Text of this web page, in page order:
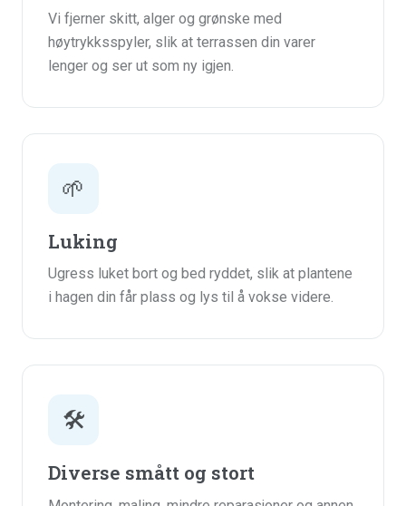
Vi fjerner skitt, alger og grønske med
høytrykksspyler, slik at terrassen din varer
lenger og ser ut som ny igjen.
🌱
Luking
Ugress luket bort og bed ryddet, slik at plantene
i hagen din får plass og lys til å vokse videre.
🛠️
Diverse smått og stort